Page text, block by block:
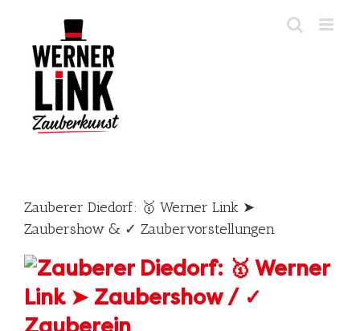
content
Zauberer Diedorf: 🥇 Werner Link ➤
Zaubershow & ✓ Zaubervorstellungen